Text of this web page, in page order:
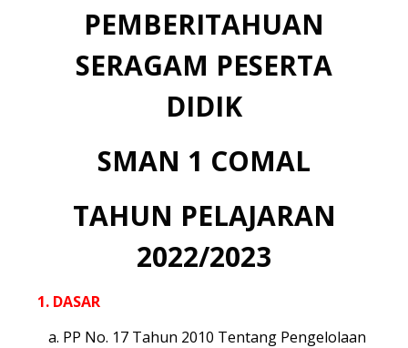
PEMBERITAHUAN
SERAGAM PESERTA
DIDIK
SMAN 1 COMAL
TAHUN PELAJARAN
2022/2023
1. DASAR
a. PP No. 17 Tahun 2010 Tentang Pengelolaan